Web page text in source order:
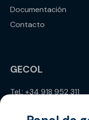
Documentación
Contacto
GECOL
Tel.: +34 918 952 311